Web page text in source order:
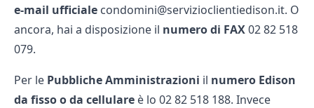
e-mail ufficiale condomini@servizioclientiedison.it. O
ancora, hai a disposizione il numero di FAX02 82 518
079.
Per le Pubbliche Amministrazioni il numero Edison
da fisso o da cellulare è lo 02 82 518 188. Invece